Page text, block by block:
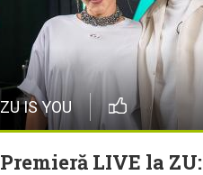
ZU IS YOU
Premieră LIVE la